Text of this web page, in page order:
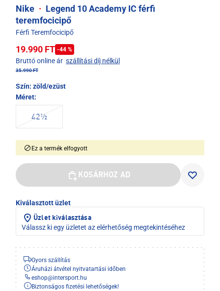
Nike · Legend 10 Academy IC férfi
teremfocicipő
Férfi Teremfocicipő
19.990 FT -44 %
Bruttó online ár szállítási díj nélkül
35.990 FT
Szín: zöld/ezüst
Méret:
42½
Ez a termék elfogyott
KOSÁRHOZ AD
Kiválasztott üzlet
Üzlet kiválasztása
Válassz ki egy üzletet az elérhetőség megtekintéséhez
Gyors szállítás
Áruházi átvétel nyitvatartási időben
eshop@intersport.hu
Biztonságos fizetési lehetőségek!